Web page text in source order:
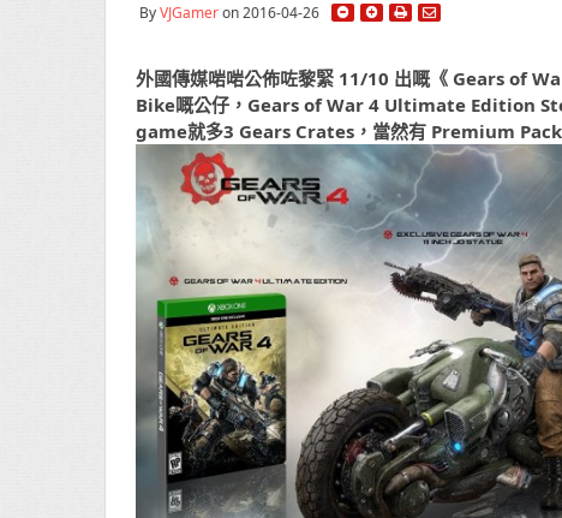
ByVJGameron 2016-04-26
外國傳媒啱啱公佈咗黎緊 11/10 出嘅《 Gears of
Bike嘅公仔，Gears of War 4 Ultimate Edition
game就多3 Gears Crates，當然有 Premium